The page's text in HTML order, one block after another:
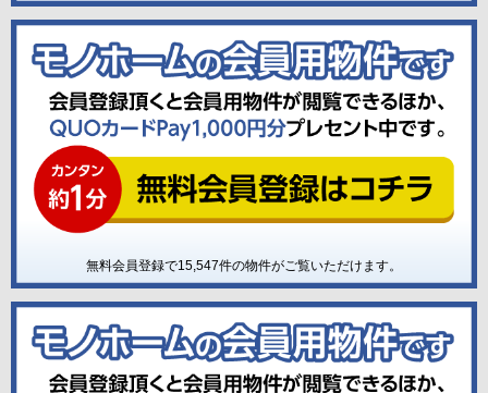
無料会員登録で15,547件の物件がご覧いただけます。